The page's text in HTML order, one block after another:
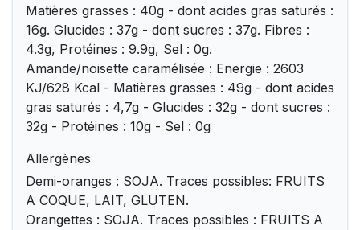
Matières grasses : 40g - dont acides gras saturés :
16g. Glucides : 37g - dont sucres : 37g. Fibres :
4.3g, Protéines : 9.9g, Sel : 0g.
Amande/noisette caramélisée : Energie : 2603
KJ/628 Kcal - Matières grasses : 49g - dont acides
gras saturés : 4,7g - Glucides : 32g - dont sucres :
32g - Protéines : 10g - Sel : 0g
Allergènes
Demi-oranges : SOJA. Traces possibles: FRUITS
A COQUE, LAIT, GLUTEN.
Orangettes : SOJA. Traces possibles : FRUITS A